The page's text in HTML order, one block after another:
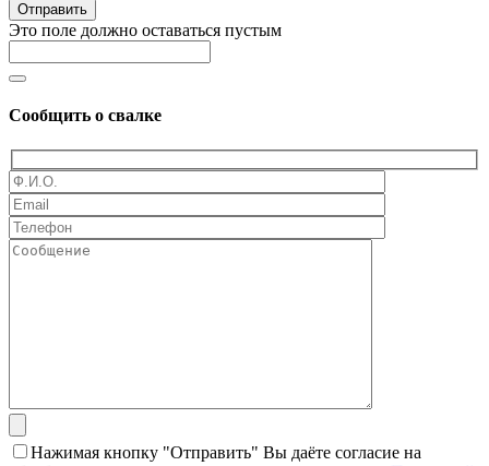
Отправить
Это поле должно оставаться пустым
Сообщить о свалке
Нажимая кнопку "Отправить" Вы даёте согласие на